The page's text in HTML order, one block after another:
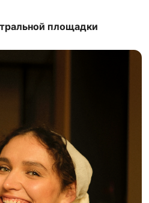
площадки